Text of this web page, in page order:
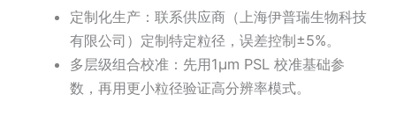
定制化生产：联系供应商（上海伊普瑞生物科技
有限公司）定制特定粒径，误差控制±5%。
多层级组合校准：先用1μm PSL 校准基础参
数，再用更小粒径验证高分辨率模式。